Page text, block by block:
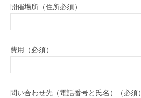
開催場所（住所必須）
費用（必須）
問い合わせ先（電話番号と氏名）（必須）